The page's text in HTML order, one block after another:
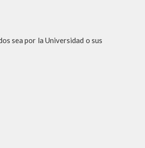
sea por la Universidad o sus